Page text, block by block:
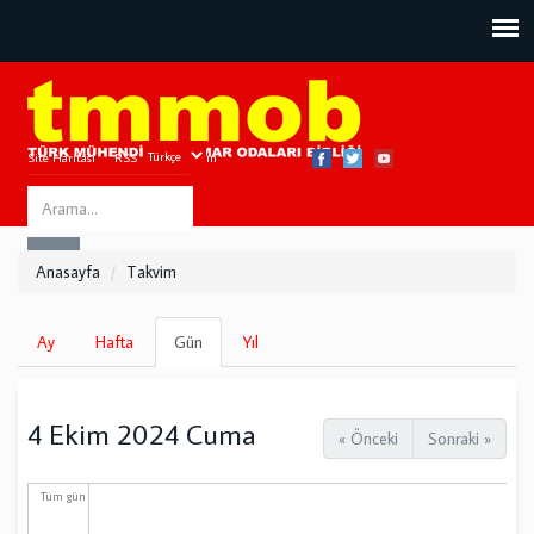
Site Haritası RSS Bize Ulaşın
Search
this
Anasayfa Takvim
Birincil
sekmeler
Ay Hafta Gün
sekme)
Yıl
« Önceki Sonraki »
4 Ekim 2024 Cuma
Tüm gün